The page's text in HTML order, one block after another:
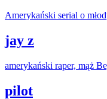
Amerykański serial o
jay z
amerykański raper, mąż
pilot